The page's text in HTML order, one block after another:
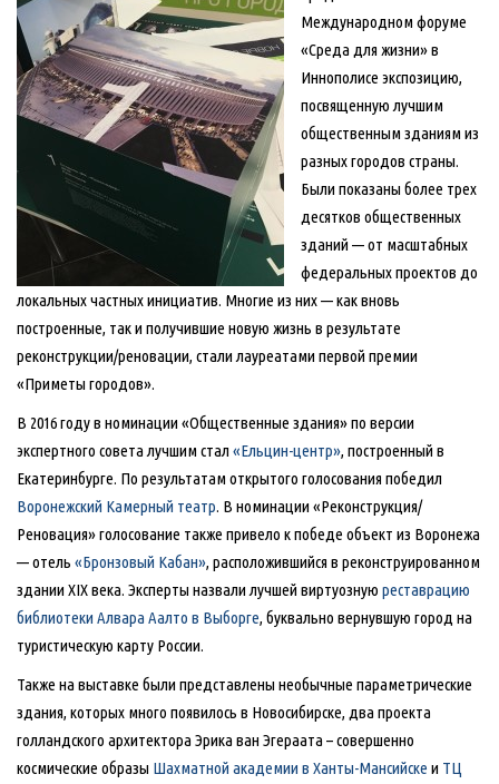
Международном форуме
«Среда для жизни» в
Иннополисе экспозицию,
посвященную лучшим
общественным зданиям из
разных городов страны.
Были показаны более трех
десятков общественных
зданий — от масштабных
федеральных проектов до
локальных частных инициатив. Многие из них — как вновь
построенные, так и получившие новую жизнь в результате
реконструкции/реновации, стали лауреатами первой премии
«Приметы городов».
В 2016 году в номинации «Общественные здания» по версии
экспертного совета лучшим стал «Ельцин-центр», построенный в
Екатеринбурге. По результатам открытого голосования победил
Воронежский Камерный театр. В номинации «Реконструкция/
Реновация» голосование также привело к победе объект из Воронежа
— отель «Бронзовый Кабан», расположившийся в реконструированном
здании XIX века. Эксперты назвали лучшей виртуозную реставрацию
библиотеки Алвара Аалто в Выборге, буквально вернувшую город на
туристическую карту России.
Также на выставке были представлены необычные параметрические
здания, которых много появилось в Новосибирске, два проекта
голландского архитектора Эрика ван Эгераата – совершенно
космические образы Шахматной академии в Ханты-Мансийске и ТЦ